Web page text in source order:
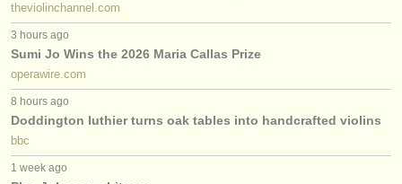
find out about ourATS
ATS
ログイン
theviolinchannel.com
3 hours ago
Sumi Jo Wins the 2026 Maria Callas Prize
operawire.com
8 hours ago
Doddington luthier turns oak tables into handcrafted violins
bbc
1 week ago